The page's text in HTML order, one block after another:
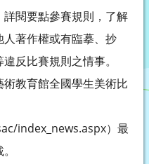
閱要點參賽規則，了解
著作權或有臨摹、抄
反比賽規則之情事。
教育館全國學生美術比
index_news.aspx）最